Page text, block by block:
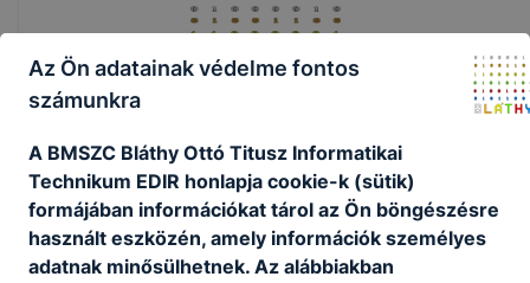
Titusz Informatikai Technikum
Telefon : +36 (70) 501-9414
Az Ön adatainak védelme fontos
számunkra
A BMSZC Bláthy Ottó Titusz Informatikai
Technikum EDIR honlapja cookie-k (sütik)
formájában információkat tárol az Ön böngészésre
használt eszközén, amely információk személyes
adatnak minősülhetnek. Az alábbiakban